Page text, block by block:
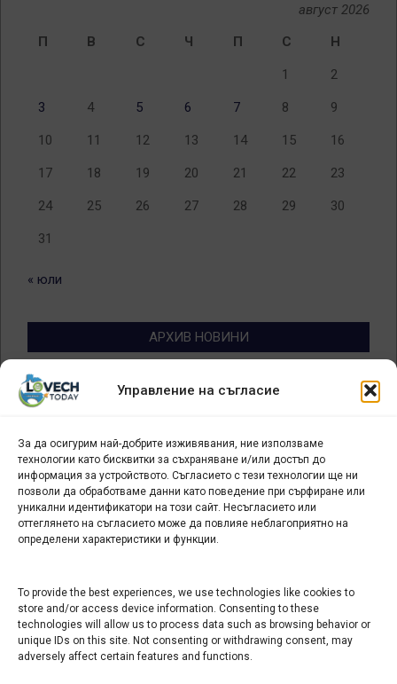
Управление на съгласие
За да осигурим най-добрите изживявания, ние използваме
технологии като бисквитки за съхраняване и/или достъп до
информация за устройството. Съгласието с тези технологии ще ни
позволи да обработваме данни като поведение при сърфиране или
уникални идентификатори на този сайт. Несъгласието или
оттеглянето на съгласието може да повлияе неблагоприятно на
определени характеристики и функции.
To provide the best experiences, we use technologies like cookies to
store and/or access device information. Consenting to these
technologies will allow us to process data such as browsing behavior or
unique IDs on this site. Not consenting or withdrawing consent, may
adversely affect certain features and functions.
август 2026
П
В С Ч П С Н
1 2
3 4 5 6 7 8 9
10 11 12 13 14 15 16
17 18 19 20 21 22 23
24 25 26 27 28 29 30
31
« юли
АРХИВ НОВИНИ
Архив
новини
БИЗНЕС
Арт галерия "Мостове" – магазин за изкуство
СЕВЕРОЗАПАДА ИНФОРМАЦИОНЕН БИЗНЕС
ТУРИСТИЧЕСКИ КЛЪСТЕР
ИНСТИТУЦИИ В ЛОВЕЧ
Административен съд Ловеч
Областна администрация Ловеч